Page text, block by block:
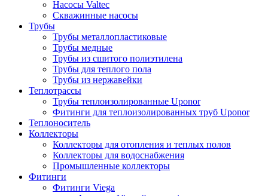
Насосы Valtec
Скважинные насосы
Трубы
Трубы металлопластиковые
Трубы медные
Трубы из сшитого полиэтилена
Трубы для теплого пола
Трубы из нержавейки
Теплотрассы
Трубы теплоизолированные Uponor
Фитинги для теплоизолированных труб Uponor
Теплоноситель
Коллекторы
Коллекторы для отопления и теплых полов
Коллекторы для водоснабжения
Промышленные коллекторы
Фитинги
Фитинги Viega